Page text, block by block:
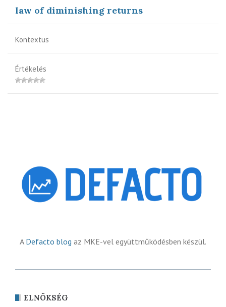
law of diminishing returns
Kontextus
Értékelés
A Defacto blog az MKE-vel együttműködésben készül.
ELNÖKSÉG